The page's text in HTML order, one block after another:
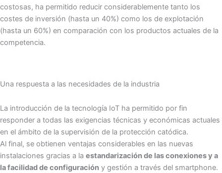
costosas, ha permitido reducir considerablemente tanto los
costes de inversión (hasta un 40%) como los de explotación
(hasta un 60%) en comparación con los productos actuales de la
competencia.
Una respuesta a las necesidades de la industria
La introducción de la tecnología IoT ha permitido por fin
responder a todas las exigencias técnicas y económicas actuales
en el ámbito de la supervisión de la protección catódica.
Al final, se obtienen ventajas considerables en las nuevas
instalaciones gracias a la estandarización de las conexiones y a
la facilidad de configuración y gestión a través del smartphone.